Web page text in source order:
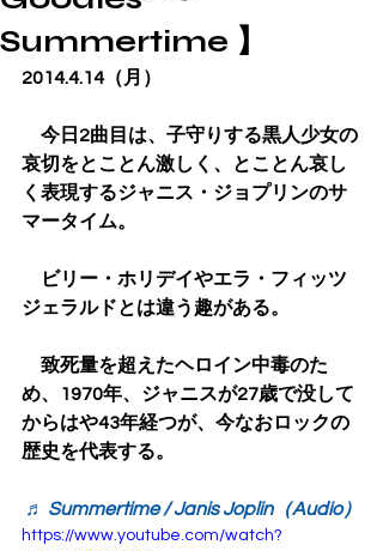
Summertime 】
2014.4.14（月）
今日2曲目は、子守りする黒人少女の
哀切をとことん激しく、とことん哀し
く表現するジャニス・ジョプリンのサ
マータイム。
ビリー・ホリデイやエラ・フィッツ
ジェラルドとは違う趣がある。
致死量を超えたヘロイン中毒のた
め、1970年、ジャニスが27歳で没して
からはや43年経つが、今なおロックの
歴史を代表する。
♬ Summertime / Janis Joplin（Audio）
https://www.youtube.com/watch?